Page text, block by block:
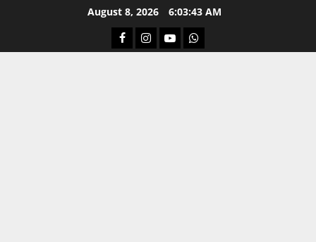
August 8, 2026 6:03:44 AM
Facebook
Instagram
YoutubeWhatsapp